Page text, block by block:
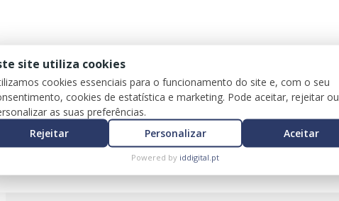
site utiliza cookies
cookies essenciais para o funcionamento do site e, com o seu
cookies de estatística e marketing. Pode aceitar, rejeitar ou
as suas preferências.
Rejeitar
Personalizar Aceitar
Powered by iddigital.pt